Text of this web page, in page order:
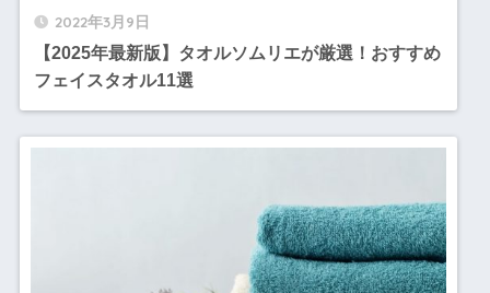
2022年3月9日
【2025年最新版】タオルソムリエが厳選！おすすめ
フェイスタオル11選